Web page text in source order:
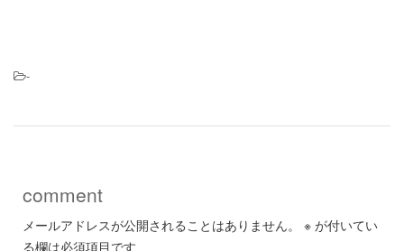
-
comment
メールアドレスが公開されることはありません。 ※ が付いてい
る欄は必須項目です